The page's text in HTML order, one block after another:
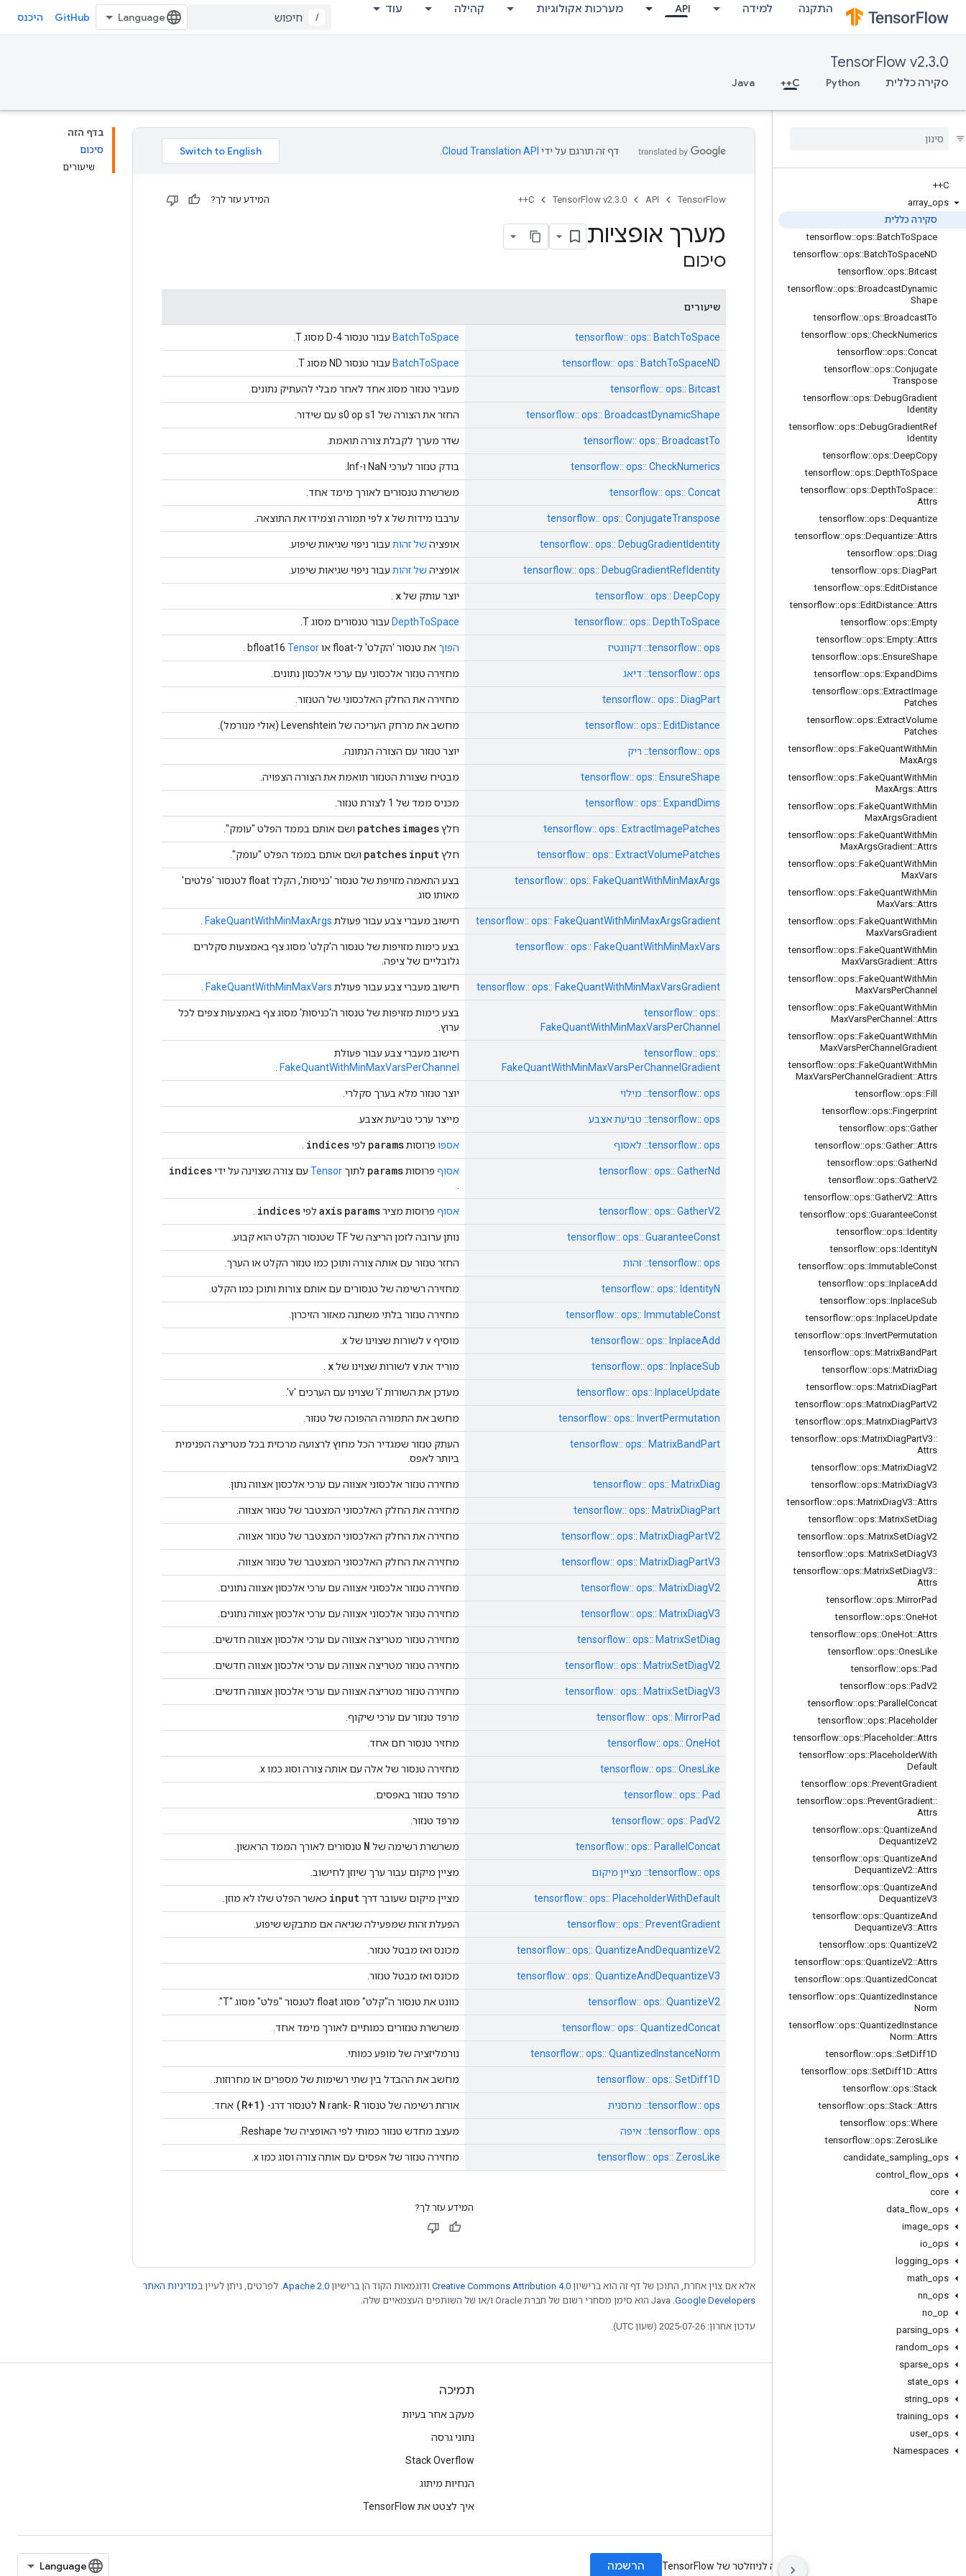
התקנה למידה API מערכות אקולוגיות קהילה עוד
/
GitHub היכנס
TensorFlow v2.3.0
סקירה כללית Python
C++
Java
C++
array ops
סקירה כללית
tensorflow::ops::BatchToSpace
tensorflow::ops::BatchToSpaceND
tensorflow::ops::Bitcast
tensorflow::ops::BroadcastDynamic
Shape
tensorflow::ops::BroadcastTo
tensorflow::ops::CheckNumerics
tensorflow::ops::Concat
tensorflow::ops::Conjugate
Transpose
tensorflow::ops::DebugGradient
Identity
tensorflow::ops::DebugGradientRef
Identity
tensorflow::ops::DeepCopy
tensorflow::ops::DepthToSpace
tensorflow::ops::DepthToSpace::
Attrs
tensorflow::ops::Dequantize
tensorflow::ops::Dequantize::Attrs
tensorflow::ops::Diag
tensorflow::ops::DiagPart
tensorflow::ops::EditDistance
tensorflow::ops::EditDistance::Attrs
tensorflow::ops::Empty
tensorflow::ops::Empty::Attrs
tensorflow::ops::EnsureShape
tensorflow::ops::ExpandDims
tensorflow::ops::ExtractImage
Patches
tensorflow::ops::ExtractVolume
Patches
tensorflow::ops::FakeQuantWithMin
MaxArgs
tensorflow::ops::FakeQuantWithMin
MaxArgs::Attrs
tensorflow::ops::FakeQuantWithMin
MaxArgsGradient
tensorflow::ops::FakeQuantWithMin
MaxArgsGradient::Attrs
tensorflow::ops::FakeQuantWithMin
MaxVars
tensorflow::ops::FakeQuantWithMin
MaxVars::Attrs
tensorflow::ops::FakeQuantWithMin
MaxVarsGradient
tensorflow::ops::FakeQuantWithMin
MaxVarsGradient::Attrs
tensorflow::ops::FakeQuantWithMin
MaxVarsPerChannel
tensorflow::ops::FakeQuantWithMin
MaxVarsPerChannel ::Attrs
tensorflow::ops::FakeQuantWithMin
MaxVarsPerChannel Gradient
tensorflow::ops::FakeQuantWithMin
MaxVarsPerChannel Gradient::Attrs
tensorflow::ops::Fill
tensorflow::ops::Fingerprint
tensorflow::ops::Gather
tensorflow::ops::Gather::Attrs
tensorflow::ops::GatherNd
tensorflow::ops::GatherV2
tensorflow::ops::GatherV2::Attrs
tensorflow::ops::GuaranteeConst
tensorflow::ops::Identity
tensorflow::ops::IdentityN
tensorflow::ops::ImmutableConst
tensorflow::ops::InplaceAdd
tensorflow::ops::InplaceSub
tensorflow::ops::InplaceUpdate
tensorflow::ops::InvertPermutation
tensorflow::ops::MatrixBandPart
tensorflow::ops::MatrixDiag
tensorflow::ops::MatrixDiagPart
tensorflow::ops::MatrixDiagPartV2
tensorflow::ops::MatrixDiagPartV3
tensorflow::ops::MatrixDiagPartV3::
Attrs
tensorflow::ops::MatrixDiagV2
tensorflow::ops::MatrixDiagV3
tensorflow::ops::MatrixDiagV3::Attrs
tensorflow::ops::MatrixSetDiag
tensorflow::ops::MatrixSetDiagV2
tensorflow::ops::MatrixSetDiagV3
tensorflow::ops::MatrixSetDiagV3::
Attrs
tensorflow::ops::MirrorPad
tensorflow::ops::OneHot
tensorflow::ops::OneHot::Attrs
tensorflow::ops::OnesLike
tensorflow::ops::Pad
tensorflow::ops::PadV2
tensorflow::ops::Parallel Concat
tensorflow::ops::Placeholder
tensorflow::ops::Placeholder::Attrs
tensorflow::ops::PlaceholderWith
Default
tensorflow::ops::PreventGradient
tensorflow::ops::PreventGradient::
Attrs
tensorflow::ops::QuantizeAnd
DequantizeV2
tensorflow::ops::QuantizeAnd
DequantizeV2::Attrs
tensorflow::ops::QuantizeAnd
DequantizeV3
tensorflow::ops::QuantizeAnd
DequantizeV3::Attrs
tensorflow::ops::QuantizeV2
tensorflow::ops::QuantizeV2::Attrs
tensorflow::ops::QuantizedConcat
tensorflow::ops::QuantizedInstance
Norm
tensorflow::ops::QuantizedInstance
Norm::Attrs
tensorflow::ops::SetDiff1D
tensorflow::ops::SetDiff1D::Attrs
tensorflow::ops::Stack
tensorflow::ops::Stack::Attrs
tensorflow::ops::Where
tensorflow::ops::ZerosLike
candidate sampling ops
control
flow ops
core
data flow ops
image ops
io ops
logging ops
math ops
nn ops
no op
parsing ops
random ops
sparse ops
state ops
string ops
training ops
user_ ops
Namespaces
בדף הזה
סיכום
שיעורים
דף זה תורגם על ידי Cloud Translation API
TensorFlow
API
TensorFlow v2.3.0
C++ המידע עזר לך?
מערך אופציות
סיכום
שיעורים
tensorflow:: ops:: BatchToSpace
BatchToSpace עבור טנסור 4-D מסוג T.
tensorflow:: ops:: BatchToSpaceND
BatchToSpace עבור טנסור ND מסוג T.
tensorflow:: ops:: Bitcast מעביר טנזור מסוג אחד לאחר מבלי להעתיק נתונים.
tensorflow:: ops:: BroadcastDynamicShape החזר את הצורה של s0 op s1 עם שידור.
tensorflow:: ops:: BroadcastTo שדר מערך לקבלת צורה תואמת.
tensorflow:: ops:: CheckNumerics בודק טנזור לערכי NaN ו-Inf.
tensorflow:: ops:: Concat משרשרת טנסורים לאורך מימד אחד.
tensorflow:: ops:: ConjugateTranspose ערבבו מידות של x לפי תמורה וצמידו את התוצאה.
tensorflow:: ops:: DebugGradientIdentity אופציה של זהות עבור ניפוי שגיאות שיפוע.
tensorflow:: ops:: DebugGradientRefIdentity אופציה של זהות עבור ניפוי שגיאות שיפוע.
tensorflow:: ops:: DeepCopy יוצר עותק שלx
tensorflow:: ops:: DepthToSpace
DepthToSpace עבור טנסורים מסוג T.
tensorflow:: ops:: דקוונטיז הפוך את טנסור 'הקלט' ל-float או bfloat16 Tensor
tensorflow:: ops:: דיאג מחזירה טנזור אלכסוני עם ערכי אלכסון נתונים.
tensorflow:: ops:: DiagPart מחזירה את החלק האלכסוני של הטנזור.
tensorflow:: ops:: EditDistance מחשב את מרחק העריכה של Levenshtein (אולי מנורמל).
tensorflow:: ops:: ריק יוצר טנזור עם הצורה הנתונה.
tensorflow:: ops:: EnsureShape מבטיח שצורת הטנזור תואמת את הצורה הצפויה.
tensorflow:: ops:: ExpandDims מכניס ממד של 1 לצורת טנזור.
tensorflow:: ops:: ExtractImagePatches חלץ patches images ושם אותם בממד הפלט "עומק".
tensorflow:: ops:: ExtractVolumePatches חלץ patches input ושם אותם בממד הפלט "עומק".
tensorflow:: ops:: FakeQuantWithMinMaxArgs
בצע התאמה מזויפת של טנסור 'כניסות', הקלד float לטנסור 'פלטים'
מאותו סוג.
tensorflow:: ops:: FakeQuantWithMinMaxArgsGradient חישוב מעברי צבע עבור פעולת FakeQuantWithMinMaxArgs
tensorflow:: ops:: FakeQuantWithMinMaxVars
בצע כימות מזויפות של טנסור ה'קלט' מסוג צף באמצעות סקלרים
גלובליים של ציפה.
tensorflow:: ops:: FakeQuantWithMinMaxVarsGradient חישוב מעברי צבע עבור פעולת FakeQuantWithMinMaxVars
tensorflow:: ops::
FakeQuantWithMinMaxVarsPerChannel
בצע כימות מזויפות של טנסור ה'כניסות' מסוג צף באמצעות צפים לכל
ערוץ.
tensorflow:: ops::
FakeQuantWithMinMaxVarsPerChannelGradient
חישוב מעברי צבע עבור פעולת
FakeQuantWithMinMaxVarsPerChannel
tensorflow:: ops:: מילוי יוצר טנזור מלא בערך סקלרי.
tensorflow:: ops:: טביעת אצבע מייצר ערכי טביעת אצבע.
tensorflow:: ops:: לאסוף אספו פרוסותparams לפיindices
tensorflow:: ops:: GatherNd אסוף פרוסותparams לתוך Tensor עם צורה שצוינה על ידיindices
tensorflow:: ops:: GatherV2 אסוף פרוסות מציר axis params לפיindices
tensorflow:: ops:: GuaranteeConst נותן ערובה לזמן הריצה של TF שטנסור הקלט הוא קבוע.
tensorflow:: ops:: זהות החזר טנזור עם אותה צורה ותוכן כמו טנזור הקלט או הערך.
tensorflow:: ops:: IdentityN מחזירה רשימה של טנסורים עם אותם צורות ותוכן כמו הקלט.
tensorflow:: ops:: ImmutableConst מחזירה טנזור בלתי משתנה מאזור הזיכרון.
tensorflow:: ops:: InplaceAdd מוסיף v לשורות שצוינו של x.
tensorflow:: ops:: InplaceSub מוריד אתv לשורות שצוינו שלx
tensorflow:: ops:: InplaceUpdate מעדכן את השורות 'i' שצוינו עם הערכים 'v'.
tensorflow:: ops:: InvertPermutation מחשב את התמורה ההפוכה של טנזור.
tensorflow:: ops:: MatrixBandPart
העתק טנזור שמגדיר הכל מחוץ לרצועה מרכזית בכל מטריצה ​​הפנימית
ביותר לאפס.
tensorflow:: ops:: MatrixDiag מחזירה טנזור אלכסוני אצווה עם ערכי אלכסון אצווה נתון.
tensorflow:: ops:: MatrixDiagPart מחזירה את החלק האלכסוני המצטבר של טנזור אצווה.
tensorflow:: ops:: MatrixDiagPartV2 מחזירה את החלק האלכסוני המצטבר של טנזור אצווה.
tensorflow:: ops:: MatrixDiagPartV3 מחזירה את החלק האלכסוני המצטבר של טנזור אצווה.
tensorflow:: ops:: MatrixDiagV2 מחזירה טנזור אלכסוני אצווה עם ערכי אלכסון אצווה נתונים.
tensorflow:: ops:: MatrixDiagV3 מחזירה טנזור אלכסוני אצווה עם ערכי אלכסון אצווה נתונים.
tensorflow:: ops:: MatrixSetDiag מחזירה טנזור מטריצה ​​אצווה עם ערכי אלכסון אצווה חדשים.
tensorflow:: ops:: MatrixSetDiagV2 מחזירה טנזור מטריצה ​​אצווה עם ערכי אלכסון אצווה חדשים.
tensorflow:: ops:: MatrixSetDiagV3 מחזירה טנזור מטריצה ​​אצווה עם ערכי אלכסון אצווה חדשים.
tensorflow:: ops:: MirrorPad מרפד טנזור עם ערכי שיקוף.
tensorflow:: ops:: OneHot מחזיר טנסור חם אחד.
tensorflow:: ops:: OnesLike מחזירה טנסור של אלה עם אותה צורה וסוג כמו x.
tensorflow:: ops:: Pad מרפד טנזור באפסים.
tensorflow:: ops:: PadV2 מרפד טנזור.
tensorflow:: ops:: ParallelConcat משרשרת רשימה של N טנסורים לאורך הממד הראשון.
tensorflow:: ops:: מציין מיקום מציין מיקום עבור ערך שיוזן לחישוב.
tensorflow:: ops:: PlaceholderWithDefault מציין מיקום שעובר דרך input כאשר הפלט שלו לא מוזן.
tensorflow:: ops:: PreventGradient הפעלת זהות שמפעילה שגיאה אם ​​מתבקש שיפוע.
tensorflow:: ops:: QuantizeAndDequantizeV2 מכונס ואז מבטל טנזור.
tensorflow:: ops:: QuantizeAndDequantizeV3 מכונס ואז מבטל טנזור.
tensorflow:: ops:: QuantizeV2 כוונט את טנסור ה"קלט" מסוג float לטנסור "פלט" מסוג "T".
tensorflow:: ops:: QuantizedConcat משרשרת טנזורים כמותיים לאורך מימד אחד.
tensorflow:: ops:: QuantizedInstanceNorm נורמליזציה של מופע כמותי.
tensorflow:: ops:: SetDiff1D מחשב את ההבדל בין שתי רשימות של מספרים או מחרוזות.
tensorflow:: ops:: מחסנית אורזת רשימה של טנסור N rank- R לטנסור דרג- (R+1) אחד.
tensorflow:: ops:: איפה מעצב מחדש טנזור כמותי לפי האופציה של Reshape.
tensorflow:: ops:: ZerosLike מחזירה טנזור של אפסים עם אותה צורה וסוג כמו x.
המידע עזר לך?
אלא אם צוין אחרת, התוכן של דף זה הוא ברישיון Creative Commons Attribution 4.0 ודוגמאות הקוד הן ברישיון Apache 2.0 . לפרטים, ניתן לעיין במדיניות האתר
Google Developers‏
עדכון אחרון: 2025-07-26 (שעון UTC).
לא להתנתק
בלוג
פורום
תמיכה
מעקב אחר בעיות
נתוני גרסה
Stack Overflow
הנחיות מיתוג
איך לצטט את TensorFlow
הרשמה לניוזלטר של TensorFlow הרשמה